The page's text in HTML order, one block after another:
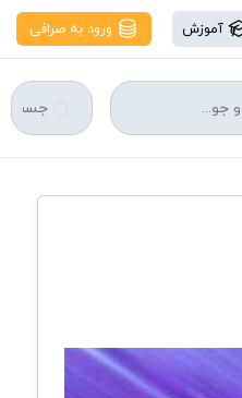
آموزش ورود به صرافی